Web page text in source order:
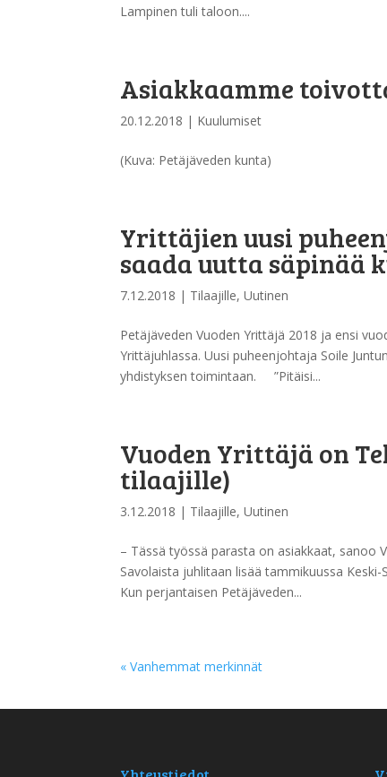
Lampinen tuli taloon....
Asiakkaamme
20.12.2018 | Kuulumiset
(Kuva: Petäjäveden kunta)
Yrittäjien uusi
saada uutta säpinää
7.12.2018 | Tilaajille,Uutinen
Petäjäveden Vuoden Yrittäjä 2018 ja ensi
Yrittäjuhlassa. Uusi puheenjohtaja Soile
yhdistyksen toimintaan. ”Pitäisi...
Vuoden Yrittäjä on
tilaajille)
3.12.2018 | Tilaajille,Uutinen
– Tässä työssä parasta on asiakkaat, sanoo
Savolaista juhlitaan lisää tammikuussa
Kun perjantaisen Petäjäveden...
« Vanhemmat merkinnät